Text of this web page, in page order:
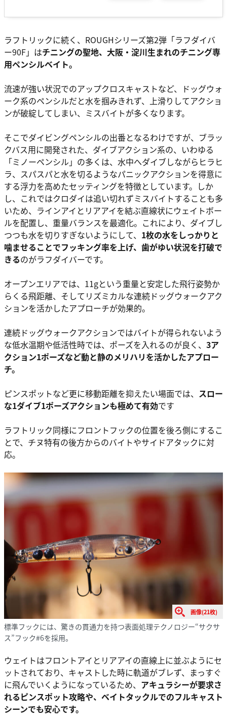
ラフトリックに続く、ROUGHシリーズ第2弾「ラフダイバ
ー90F」はチニングの聖地、大阪・淀川生まれのチニング専
用ペンシルベイト。
流速が強い状況でのアップクロスキャストなど、ドッグウォ
ーク系のペンシルだと水を掴みきれず、上滑りしてアクショ
ンが破綻してしまい、ミスバイトが多くなります。
そこでダイビングペンシルの出番となるわけですが、ブラッ
クバス用に開発された、ダイブアクション系の、いわゆる
「ミノーペンシル」の多くは、水中へダイブしながらヒラヒ
ラ、スパスパと水を切るようなパニックアクションを得意に
する浮力を高めたセッティングを特徴としています。しか
し、これではクロダイは追い切れずミスバイトすることも多
いため、ラインアイとリアアイを結ぶ直線状にウェイトボー
ルを配置し、重量バランスを最適化。これにより、ダイブし
つつも水を切りすぎないようにして、 1枚の水をしっかりと
噛ませることでフッキング率を上げ、歯がゆい状況を打破で
きるのがラフダイバーです。
オープンエリアでは、11gという重量と安定した飛行姿勢か
らくる飛距離、そしてリズミカルな連続ドッグウォークアク
ションを活かしたアプローチが効果的。
連続ドッグウォークアクションではバイトが得られないよう
な低水温期や低活性時では、ポーズを入れるのが良く、 3ア
クション1ポーズなど動と静のメリハリを活かしたアプロー
チ。
ピンスポットなど更に移動距離を抑えたい場面では、 スロー
な1ダイブ1ポーズアクションも極めて有効です
ラフトリック同様にフロントフックの位置を後ろ側にするこ
とで、チヌ特有の後方からのバイトやサイドアタックに対
応。
画像(21枚)
標準フックには、驚きの貫通力を持つ表面処理テクノロジー“サクサ
ス”フック#6を採用。
ウェイトはフロントアイとリアアイの直線上に並ぶようにセ
ットされており、キャストした時に軌道がブレず、まっすぐ
に飛んでいくようになっているため、 アキュラシーが要求さ
れるピンスポット攻略や、ベイトタックルでのフルキャスト
シーンでも安心です。